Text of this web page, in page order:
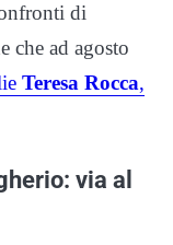
di
che ad agosto
Teresa Rocca,
via al